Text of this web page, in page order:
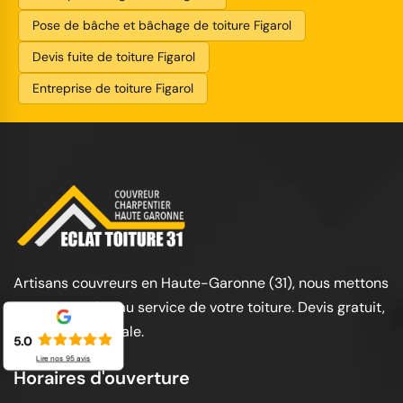
Pose de bâche et bâchage de toiture Figarol
Devis fuite de toiture Figarol
Entreprise de toiture Figarol
Artisans couvreurs en Haute-Garonne (31), nous mettons
notre expertise au service de votre toiture. Devis gratuit,
garantie décennale.
Horaires d'ouverture
5.0
Lire nos 95avis